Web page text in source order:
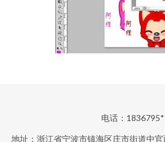
电话：
地址：浙江省宁波市镇海区庄市街道中